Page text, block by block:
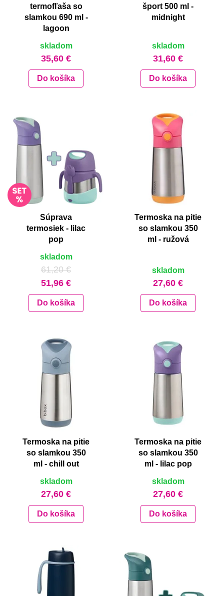
termofľaša so
slamkou 690 ml -
lagoon
skladom
35,60 €
Do košíka
šport 500 ml -
midnight
skladom
31,60 €
Do košíka
Súprava
termosiek - lilac
pop
skladom
61,20 €
51,96 €
Do košíka
Termoska na pitie
so slamkou 350
ml - ružová
skladom
27,60 €
Do košíka
Termoska na pitie
so slamkou 350
ml - chill out
skladom
27,60 €
Do košíka
Termoska na pitie
so slamkou 350
ml - lilac pop
skladom
27,60 €
Do košíka